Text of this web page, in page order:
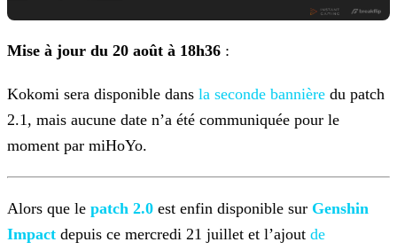
Mise à jour du 20 août à 18h36 :
Kokomi sera disponible dans la seconde bannière du patch
2.1, mais aucune date n’a été communiquée pour le
moment par miHoYo.
Alors que le patch 2.0 est enfin disponible sur Genshin
Impact depuis ce mercredi 21 juillet et l’ajout de